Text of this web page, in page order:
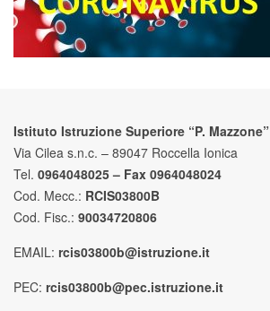
Istituto Istruzione Superiore “P. Mazzone”
Via Cilea s.n.c. – 89047 Roccella Ionica
Tel. 0964048025 – Fax 0964048024
Cod. Mecc.: RCIS03800B
Cod. Fisc.: 90034720806
EMAIL: rcis03800b@istruzione.it
PEC: rcis03800b@pec.istruzione.it